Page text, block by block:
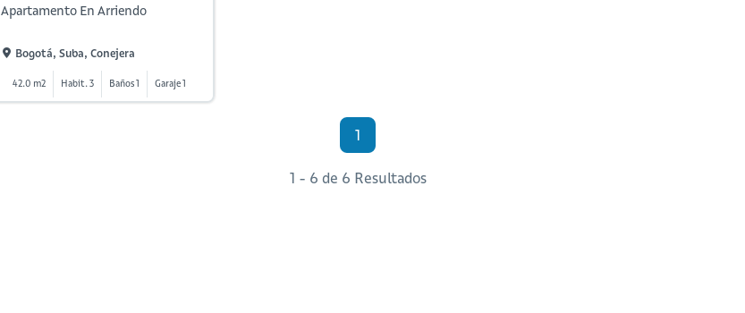
Apartamento En Arriendo
Bogotá, Suba, Conejera
42.0 m2 Habit. 3 Baños 1 Garaje 1
1
1 - 6 de 6 Resultados